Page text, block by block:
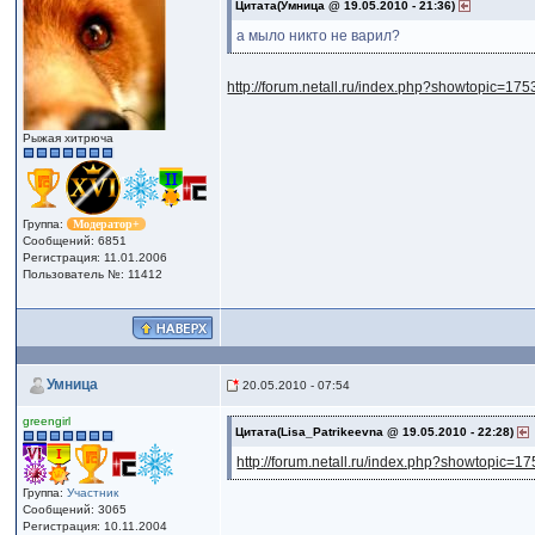
Рыжая хитрюча
Группа: Модератор+
Сообщений: 6851
Регистрация: 11.01.2006
Пользователь №: 11412
Цитата(Умница @ 19.05.2010 - 21:36)
а мыло никто не варил?
http://forum.netall.ru/
Умница 20.05.2010 - 07:54
greengirl
Группа:Участник
Сообщений: 3065
Регистрация: 10.11.2004
Цитата(Lisa_Patrikeevna @ 19.05.2010 - 22:28)
http://forum.netall.ru/